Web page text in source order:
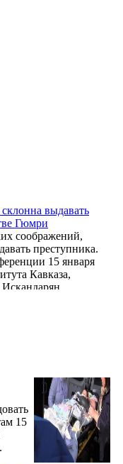
выдавать
Гюмри
соображений,
преступника.
15 января
Кавказа,
случая в Гюмри.
15